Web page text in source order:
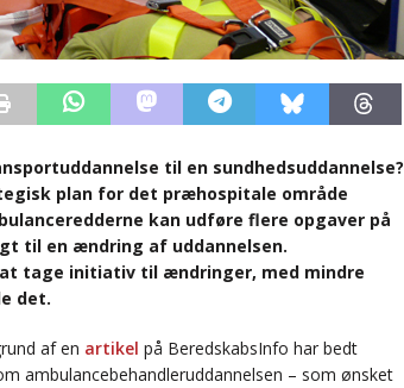
til en sundhedsuddannelse?
plan for det præhospitale område
kan udføre flere opgaver på
til en ændring af uddannelsen.
tage initiativ til ændringer, med mindre
det.
af en artikel på BeredskabsInfo har bedt
ambulancebehandleruddannelsen – som ønsket